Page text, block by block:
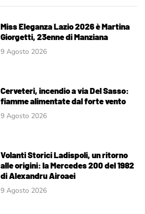
Miss Eleganza Lazio 2026 è Martina
Giorgetti, 23enne di Manziana
9 Agosto 2026
Cerveteri, incendio a via Del Sasso:
fiamme alimentate dal forte vento
9 Agosto 2026
Volanti Storici Ladispoli, un ritorno
alle origini: la Mercedes 200 del 1982
di Alexandru Airoaei
9 Agosto 2026